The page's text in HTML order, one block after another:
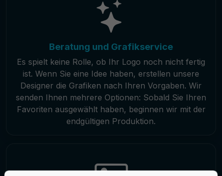
Beratung und Grafikservice
Es spielt keine Rolle, ob Ihr Logo noch nicht fertig
ist. Wenn Sie eine Idee haben, erstellen unsere
Designer die Grafiken nach Ihren Vorgaben. Wir
senden Ihnen mehrere Optionen: Sobald Sie Ihren
Favoriten ausgewählt haben, beginnen wir mit der
endgültigen Produktion.